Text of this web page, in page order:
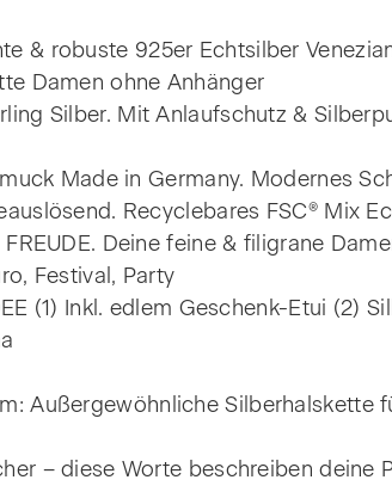
& robuste 925er Echtsilber
Damen ohne Anhänger
Silber. Mit Anlaufschutz &
Made in Germany. Modernes
Recyclebares FSC® Mix
FREUDE. Deine feine & filigrane
Festival, Party
(1) Inkl. edlem Geschenk-Etui
Außergewöhnliche Silberhalskette
– diese Worte beschreiben